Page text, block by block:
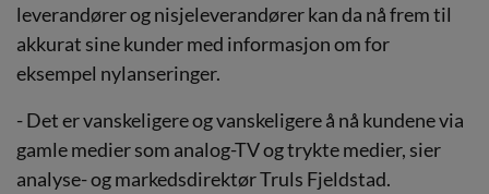
leverandører og nisjeleverandører kan da nå frem til
akkurat sine kunder med informasjon om for
eksempel nylanseringer.
- Det er vanskeligere og vanskeligere å nå kundene via
gamle medier som analog-TV og trykte medier, sier
analyse- og markedsdirektør Truls Fjeldstad.